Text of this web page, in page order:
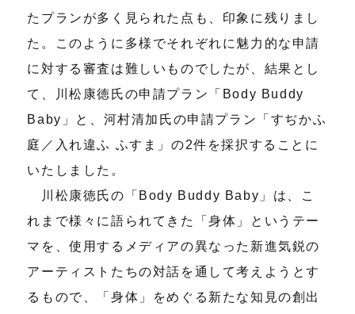
たプランが多く見られた点も、印象に残りまし
た。このように多様でそれぞれに魅力的な申請
に対する審査は難しいものでしたが、結果とし
て、川松康徳氏の申請プラン「Body Buddy
Baby」と、河村清加氏の申請プラン「すぢかふ
庭／入れ違ふ ふすま」の2件を採択することに
いたしました。
川松康徳氏の「Body Buddy Baby」は、こ
れまで様々に語られてきた「身体」というテー
マを、使用するメディアの異なった新進気鋭の
アーティストたちの対話を通して考えようとす
るもので、「身体」をめぐる新たな知見の創出